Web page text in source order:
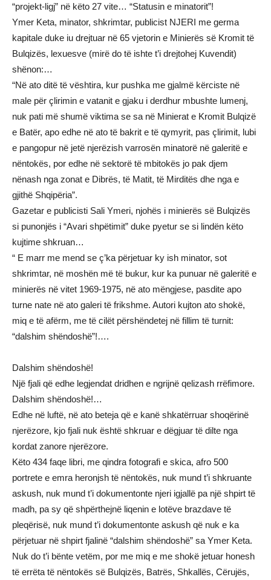
“projekt-ligj” në këto 27 vite… “Statusin e minatorit”!
Ymer Keta, minator, shkrimtar, publicist NJERI me germa
kapitale duke iu drejtuar në 65 vjetorin e Minierës së Kromit të
Bulqizës, lexuesve (mirë do të ishte t’i drejtohej Kuvendit)
shënon:…
“Në ato ditë të vështira, kur pushka me gjalmë kërciste në
male për çlirimin e vatanit e gjaku i derdhur mbushte lumenj,
nuk pati më shumë viktima se sa në Minierat e Kromit Bulqizë
e Batër, apo edhe në ato të bakrit e të qymyrit, pas çlirimit, lubi
e pangopur në jetë njerëzish varrosën minatorë në galeritë e
nëntokës, por edhe në sektorë të mbitokës jo pak djem
nënash nga zonat e Dibrës, të Matit, të Mirditës dhe nga e
gjithë Shqipëria”.
Gazetar e publicisti Sali Ymeri, njohës i minierës së Bulqizës
si punonjës i “Avari shpëtimit” duke pyetur se si lindën këto
kujtime shkruan…
“ E marr me mend se ç’ka përjetuar ky ish minator, sot
shkrimtar, në moshën më të bukur, kur ka punuar në galeritë e
minierës në vitet 1969-1975, në ato mëngjese, pasdite apo
turne nate në ato galeri të frikshme. Autori kujton ato shokë,
miq e të afërm, me të cilët përshëndetej në fillim të turnit:
“dalshim shëndoshë”!….
Dalshim shëndoshë!
Një fjali që edhe legjendat dridhen e ngrijnë qelizash rrëfimore.
Dalshim shëndoshë!…
Edhe në luftë, në ato beteja që e kanë shkatërruar shoqërinë
njerëzore, kjo fjali nuk është shkruar e dëgjuar të dilte nga
kordat zanore njerëzore.
Këto 434 faqe libri, me qindra fotografi e skica, afro 500
portrete e emra heronjsh të nëntokës, nuk mund t’i shkruante
askush, nuk mund t’i dokumentonte njeri igjallë pa një shpirt të
madh, pa sy që shpërthejnë liqenin e lotëve brazdave të
pleqërisë, nuk mund t’i dokumentonte askush që nuk e ka
përjetuar në shpirt fjalinë “dalshim shëndoshë” sa Ymer Keta.
Nuk do t’i bënte vetëm, por me miq e me shokë jetuar honesh
të errëta të nëntokës së Bulqizës, Batrës, Shkallës, Cërujës,